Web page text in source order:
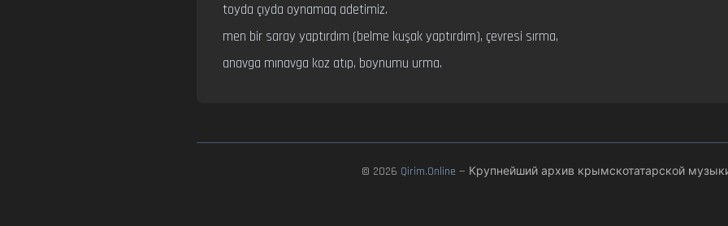
toyda çıyda oynamaq adetimiz.
men bir saray yaptırdım (belme kuşak yaptırdım), çevresi sırma,
anavga mınavga koz atıp, boynumu urma.
© 2026 Qirim.Online — Крупнейший архив крымскотатарской